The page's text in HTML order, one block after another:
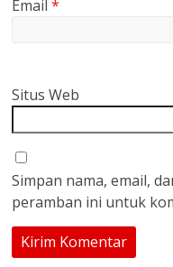
Email*
Situs Web
Simpan nama, email,
peramban ini untuk